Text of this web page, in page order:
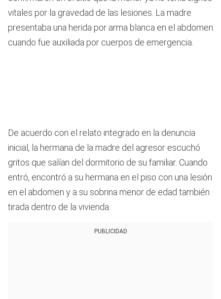
vitales por la gravedad de las lesiones. La madre
presentaba una herida por arma blanca en el abdomen
cuando fue auxiliada por cuerpos de emergencia.
De acuerdo con el relato integrado en la denuncia
inicial, la hermana de la madre del agresor escuchó
gritos que salían del dormitorio de su familiar. Cuando
entró, encontró a su hermana en el piso con una lesión
en el abdomen y a su sobrina menor de edad también
tirada dentro de la vivienda.
PUBLICIDAD